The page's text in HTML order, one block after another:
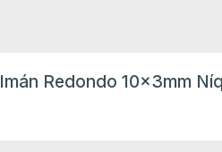
Imán Redondo 10x3mm